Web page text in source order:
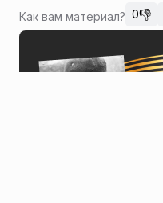
Как вам материал? 0👎